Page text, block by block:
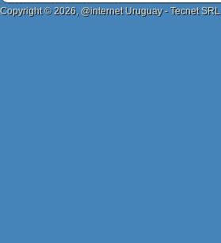
Copyright © 2026, @internet Uruguay - Tecnet SRL